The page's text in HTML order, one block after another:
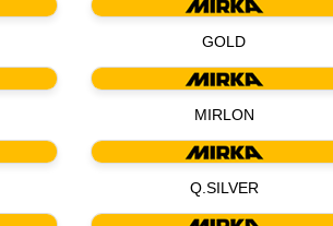
GOLD
MIRLON
Q.SILVER